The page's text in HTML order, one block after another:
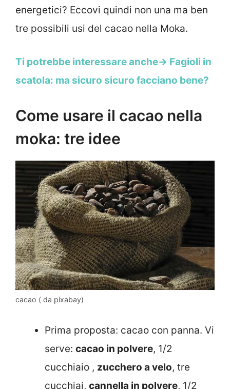
energetici? Eccovi quindi non una ma ben
tre possibili usi del cacao nella Moka.
Ti potrebbe interessare anche-> Fagioli in
scatola: ma sicuro sicuro facciano bene?
Come usare il cacao nella
moka: tre idee
cacao ( da pixabay)
Prima proposta: cacao con panna. Vi
serve: cacao in polvere, 1/2
cucchiaio , zucchero a velo, tre
cucchiai, cannella in polvere, 1/2